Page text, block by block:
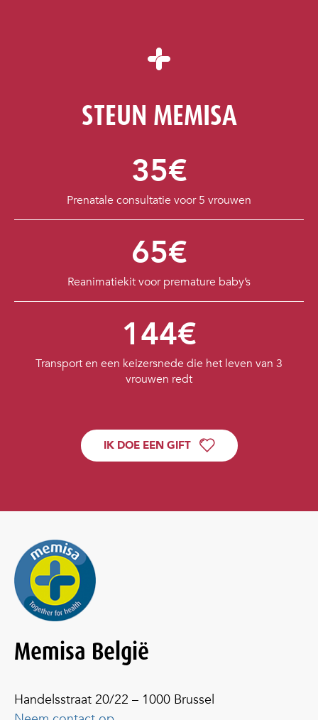
STEUN MEMISA
35€
Prenatale consultatie voor 5 vrouwen
65€
Reanimatiekit voor premature baby’s
144€
Transport en een keizersnede die het leven van 3
vrouwen redt
IK DOE EEN GIFT
Memisa België
Handelsstraat 20/22 – 1000 Brussel